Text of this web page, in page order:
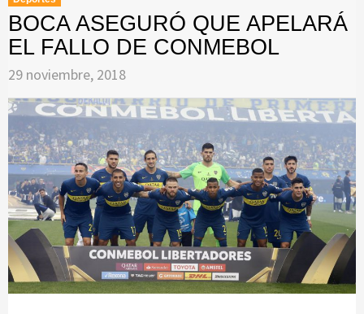
BOCA ASEGURÓ QUE APELARÁ
EL FALLO DE CONMEBOL
29 noviembre, 2018